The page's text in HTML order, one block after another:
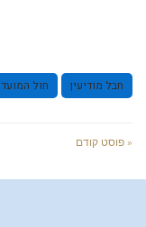
חבל מודיעין חול המועד
« פוסט קודם